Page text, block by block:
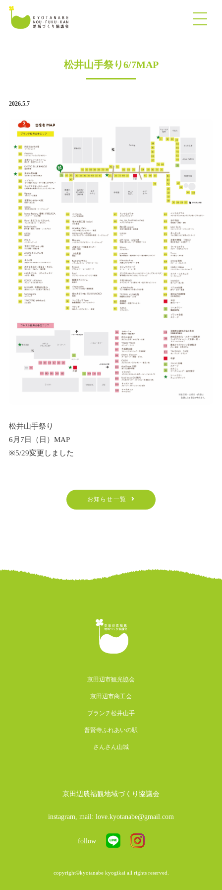
松井山手祭り6/7MAP
2026.5.7
松井山手祭り
6月7日（日）MAP
※5/29変更しました
お知らせ一覧
京田辺市観光協会
京田辺市商工会
ブランチ松井山手
普賢寺ふれあいの駅
さんさん山城
京田辺農福観地域づくり協議会
instagram, mail: love.kyotanabe@gmail.com
follow
copyright©kyotanabe kyogikai all rights reserved.